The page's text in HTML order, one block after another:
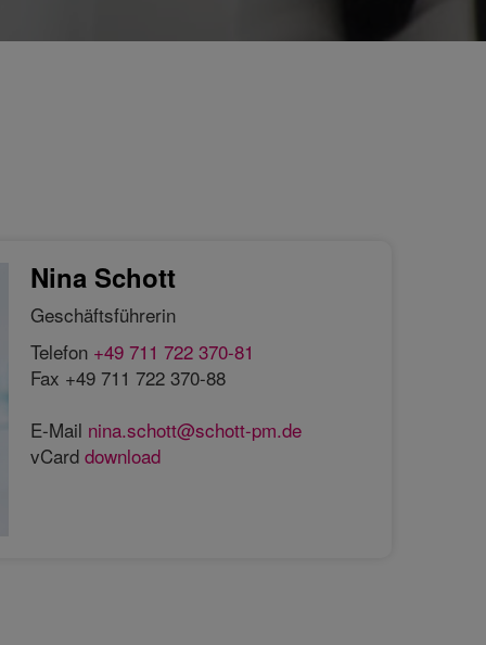
Nina Schott
Geschäftsführerin
Telefon +49 711 722 370-81
Fax +49 711 722 370-88
E-Mail nina.schott@schott-pm.de
vCarddownload